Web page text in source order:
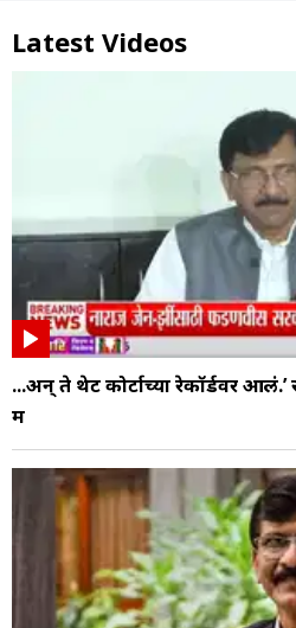
Latest Videos
...अन् ते थेट कोर्टाच्या रेकॉर्डवर आलं.’
म